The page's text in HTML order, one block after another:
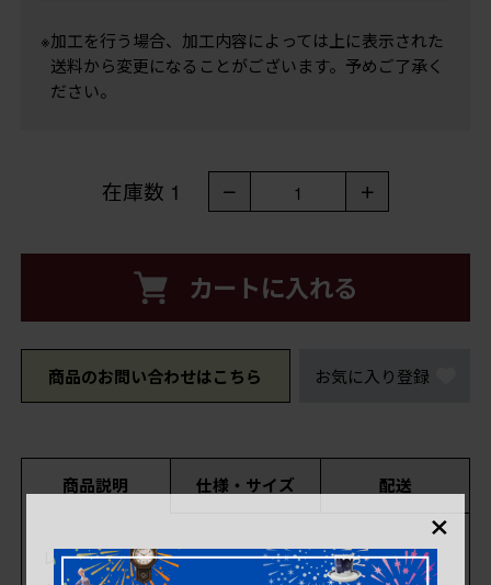
※加工を行う場合、加工内容によっては上に表示された
送料から変更になることがございます。予めご了承く
ださい。
在庫数 1 － 1 ＋
カートに入れる
商品のお問い合わせはこちら お気に入り登録
商品説明 仕様・サイズ 配送
レトロ雑貨 昭和レトロ キンキン堂 木製ボーリン
×